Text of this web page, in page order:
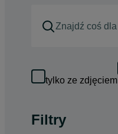
tylko ze zdjęciem
Filtry